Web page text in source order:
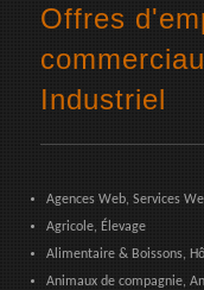
Offres
Industriel
Agences Web, Services
Agricole, Élevage
Alimentaire & Boissons,
Animaux de compagnie,